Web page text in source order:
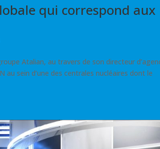
qui correspond aux
Atalian, au travers de son directeur
au sein d’une des centrales nucléaires dont le